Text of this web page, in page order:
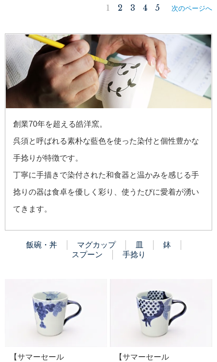
1 2 3 4 5 次のページへ
創業70年を超える皓洋窯。
呉須と呼ばれる素朴な藍色を使った染付と個性豊かな
手捻りが特徴です。
丁寧に手描きで染付された和食器と温かみを感じる手
捻りの器は食卓を優しく彩り、使うたびに愛着が湧い
てきます。
飯碗・丼 マグカップ 皿
鉢
スプーン
手捻り
【サマーセール
【サマーセール